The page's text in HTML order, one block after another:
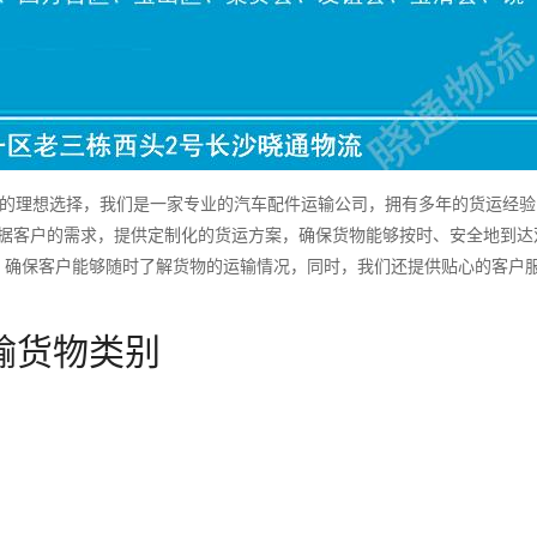
想选择，我们是一家专业的汽车配件运输公司，拥有多年的货运经
户的需求，提供定制化的货运方案，确保货物能够按时、安全地到
保客户能够随时了解货物的运输情况，同时，我们还提供贴心的客户
物类别